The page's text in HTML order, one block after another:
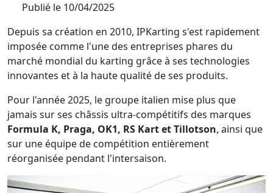
Publié le 10/04/2025
Depuis sa création en 2010, IPKarting s'est rapidement
imposée comme l'une des entreprises phares du
marché mondial du karting grâce à ses technologies
innovantes et à la haute qualité de ses produits.
Pour l'année 2025, le groupe italien mise plus que
jamais sur ses châssis ultra-compétitifs des marques
Formula K, Praga, OK1, RS Kart et Tillotson, ainsi que
sur une équipe de compétition entièrement
réorganisée pendant l'intersaison.